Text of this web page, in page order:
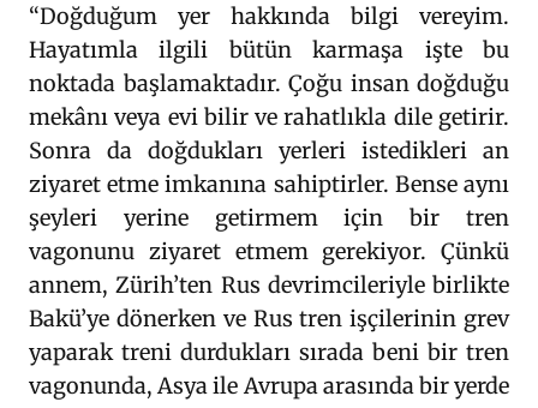
“Doğduğum yer hakkında bilgi vereyim.
Hayatımla ilgili bütün karmaşa işte bu
noktada başlamaktadır. Çoğu insan doğduğu
mekânı veya evi bilir ve rahatlıkla dile getirir.
Sonra da doğdukları yerleri istedikleri an
ziyaret etme imkanına sahiptirler. Bense aynı
şeyleri yerine getirmem için bir tren
vagonunu ziyaret etmem gerekiyor. Çünkü
annem, Zürih’ten Rus devrimcileriyle birlikte
Bakü’ye dönerken ve Rus tren işçilerinin grev
yaparak treni durdukları sırada beni bir tren
vagonunda, Asya ile Avrupa arasında bir yerde